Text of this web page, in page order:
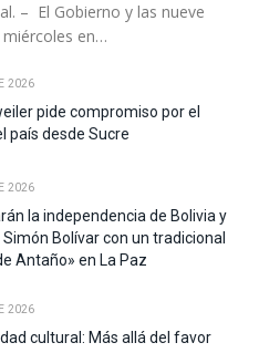
– El Gobierno y las nueve
en…
2026
pide compromiso por el
país desde Sucre
2026
la independencia de Bolivia y
Simón Bolívar con un tradicional
Antaño» en La Paz
2026
cultural: Más allá del favor